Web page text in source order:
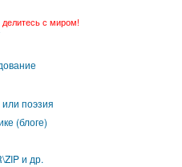
делитесь с миром!
поэзия
(блоге)
и др.